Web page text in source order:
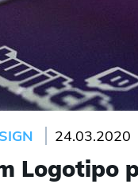
24.03.2020
Logotipo